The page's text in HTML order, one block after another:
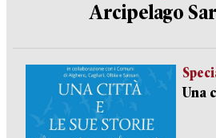
Arcipelago
Una